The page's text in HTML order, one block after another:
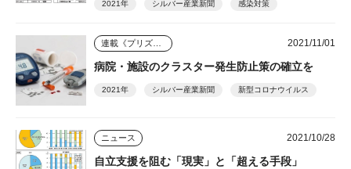
2021年 シルバー産業新聞 感染対策
2021/11/01
病院・施設のクラスター発生防止策の確立を
2021年 シルバー産業新聞 新型コロナウイルス
ニュース 2021/10/28
自立支援を阻む「現実」と「超える手段」